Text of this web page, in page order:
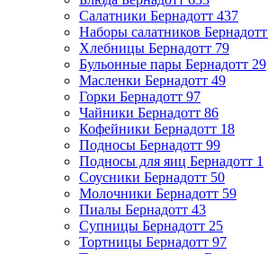
Салатники Бернадотт 437
Наборы салатников Бернадотт
Хлебницы Бернадотт 79
Бульонные пары Бернадотт 29
Масленки Бернадотт 49
Горки Бернадотт 97
Чайники Бернадотт 86
Кофейники Бернадотт 18
Подносы Бернадотт 99
Подносы для яиц Бернадотт 1
Соусники Бернадотт 50
Молочники Бернадотт 59
Пиалы Бернадотт 43
Супницы Бернадотт 25
Тортницы Бернадотт 97